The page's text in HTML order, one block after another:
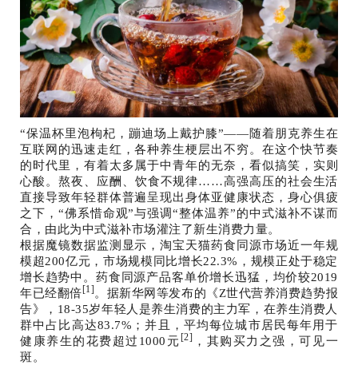
“保温杯里泡枸杞，蹦迪场上戴护膝”——随着朋克养生在
互联网的迅速走红，各种养生梗层出不穷。在这个快节奏
的时代里，有着太多属于中青年的无奈，看似搞笑，实则
心酸。熬夜、应酬、饮食不规律……高强高压的社会生活
直接导致年轻群体普遍呈现出身体亚健康状态，身心俱疲
之下，“佛系惜命观”与强调“整体温养”的中式滋补不谋而
合，由此为中式滋补市场灌注了新生消费力量。
根据魔镜数据监测显示，淘宝天猫药食同源市场近一年规
模超200亿元，市场规模同比增长22.3%，规模正处于稳定
增长趋势中。药食同源产品客单价增长迅猛，均价较2019
年已经翻倍[1] 。据新华网等发布的《Z世代营养消费趋势报
告》，18-35岁年轻人是养生消费的主力军，在养生消费人
群中占比高达83.7%；并且，平均每位城市居民每年用于
健康养生的花费超过1000元 [2] ，其购买力之强，可见一
斑。